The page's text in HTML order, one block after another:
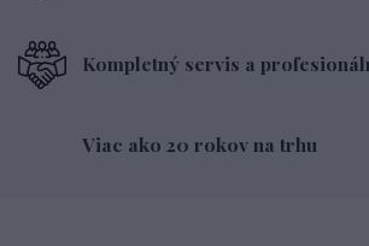
Kompletný servis a
Viac ako 20 rokov na trhu